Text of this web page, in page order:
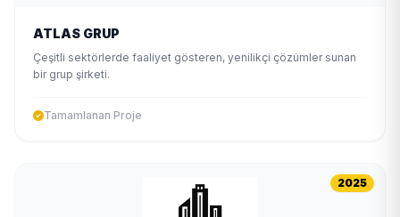
ATLAS GRUP
Çeşitli sektörlerde faaliyet gösteren, yenilikçi çözümler sunan
bir grup şirketi.
Tamamlanan Proje
2025